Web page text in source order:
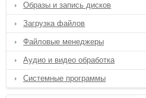
Образы и запись дисков
Загрузка файлов
Файловые менеджеры
Аудио и видео обработка
Системные программы